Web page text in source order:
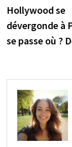
l’article
Hollywood se
dévergonde à
se passe où ?